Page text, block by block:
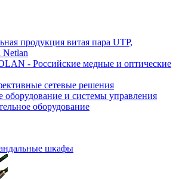
продукция витая пара UTP,
Netlan
- Российские медные и оптические
сетевые решения
и системы управления
оборудование
шкафы